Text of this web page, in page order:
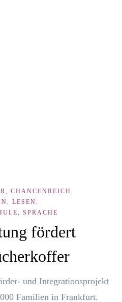
, CHANCENREICH ,
, LESEN,
, SPRACHE
fördert
und Inte­gra­ti­ons­pro­jekt
Fami­li­en in Frank­furt.